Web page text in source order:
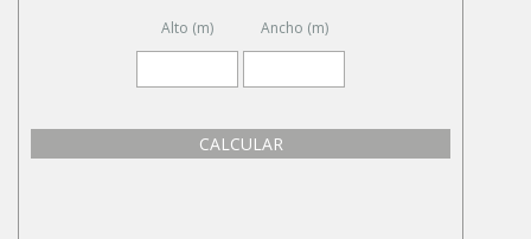
Alto (m) Ancho (m)
CALCULAR